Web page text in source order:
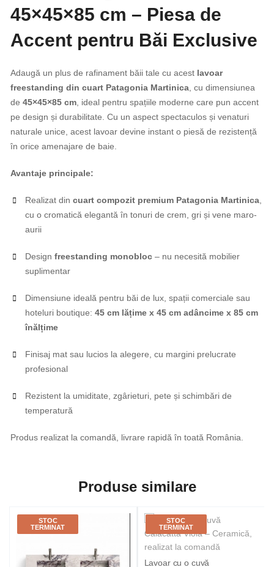
45×45×85 cm – Piesa de
Accent pentru Băi Exclusive
Adaugă un plus de rafinament băii tale cu acest lavoar
freestanding din cuart Patagonia Martinica , cu dimensiunea
de 45×45×85 cm , ideal pentru spațiile moderne care pun accent
pe design și durabilitate. Cu un aspect spectaculos și venaturi
naturale unice, acest lavoar devine instant o piesă de rezistență
în orice amenajare de baie.
Avantaje principale:
Realizat din cuart compozit premium Patagonia Martinica
cu o cromatică elegantă în tonuri de crem, gri și vene maro-
aurii
Design freestanding monobloc – nu necesită mobilier
suplimentar
Dimensiune ideală pentru băi de lux, spații comerciale sau
hoteluri boutique: 45 cm lățime x 45 cm adâncime x 85 cm
înălțime
Finisaj mat sau lucios la alegere, cu margini prelucrate
profesional
Rezistent la umiditate, zgârieturi, pete și schimbări de
temperatură
Produs realizat la comandă, livrare rapidă în toată România.
Produse similare
STOC
TERMINAT
STOC
TERMINAT
Lavoar cu o cuvă